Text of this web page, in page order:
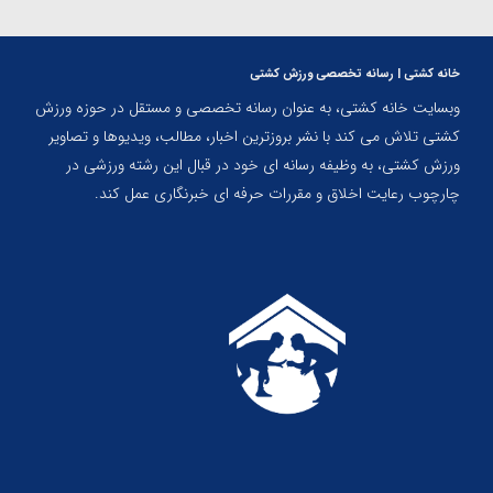
خانه کشتی | رسانه تخصصی ورزش کشتی
وبسایت خانه کشتی، به عنوان رسانه تخصصی و مستقل در حوزه ورزش
کشتی تلاش می کند با نشر بروزترین اخبار، مطالب، ویدیوها و تصاویر
ورزش کشتی، به وظیفه رسانه ای خود در قبال این رشته ورزشی در
چارچوب رعایت اخلاق و مقررات حرفه ای خبرنگاری عمل کند.